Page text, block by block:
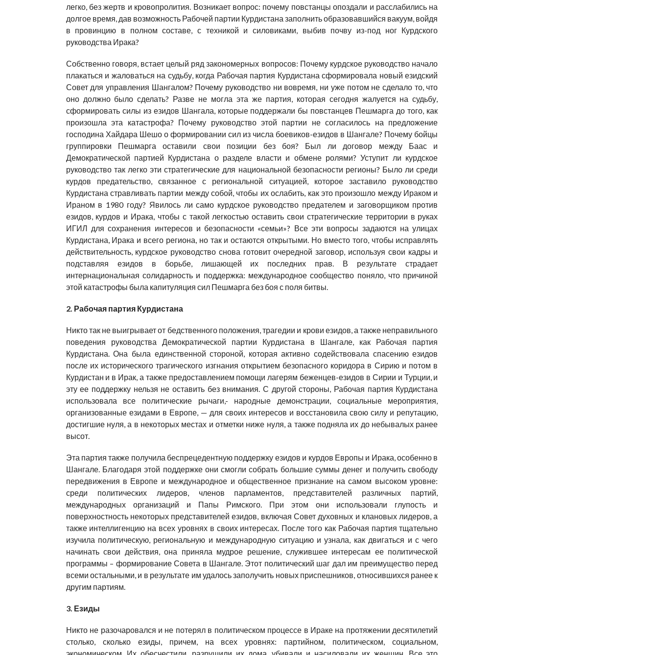
легко, без жертв и кровопролития. Возникает вопрос: почему повстанцы опоздали и расслабились на
долгое время, дав возможность Рабочей партии Курдистана заполнить образовавшийся вакуум, войдя
в провинцию в полном составе, с техникой и силовиками, выбив почву из-под ног Курдского
руководства Ирака?
Собственно говоря, встает целый ряд закономерных вопросов: Почему курдское руководство начало
плакаться и жаловаться на судьбу, когда Рабочая партия Курдистана сформировала новый езидский
Совет для управления Шангалом? Почему руководство ни вовремя, ни уже потом не сделало то, что
оно должно было сделать? Разве не могла эта же партия, которая сегодня жалуется на судьбу,
сформировать силы из езидов Шангала, которые поддержали бы повстанцев Пешмарга до того, как
произошла эта катастрофа? Почему руководство этой партии не согласилось на предложение
господина Хайдара Шешо о формировании сил из числа боевиков-езидов в Шангале? Почему бойцы
группировки Пешмарга оставили свои позиции без боя? Был ли договор между Баас и
Демократической партией Курдистана о разделе власти и обмене ролями? Уступит ли курдское
руководство так легко эти стратегические для национальной безопасности регионы? Было ли среди
курдов предательство, связанное с региональной ситуацией, которое заставило руководство
Курдистана стравливать партии между собой, чтобы их ослабить, как это произошло между Ираком и
Ираном в 1980 году? Явилось ли само курдское руководство предателем и заговорщиком против
езидов, курдов и Ирака, чтобы с такой легкостью оставить свои стратегические территории в руках
ИГИЛ для сохранения интересов и безопасности «семьи»? Все эти вопросы задаются на улицах
Курдистана, Ирака и всего региона, но так и остаются открытыми. Но вместо того, чтобы исправлять
действительность, курдское руководство снова готовит очередной заговор, используя свои кадры и
подставляя езидов в борьбе, лишающей их последних прав. В результате страдает
интернациональная солидарность и поддержка: международное сообщество поняло, что причиной
этой катастрофы была капитуляция сил Пешмарга без боя с поля битвы.
2. Рабочая партия Курдистана
Никто так не выигрывает от бедственного положения, трагедии и крови езидов, а также неправильного
поведения руководства Демократической партии Курдистана в Шангале, как Рабочая партия
Курдистана. Она была единственной стороной, которая активно содействовала спасению езидов
после их исторического трагического изгнания открытием безопасного коридора в Сирию и потом в
Курдистан и в Ирак, а также предоставлением помощи лагерям беженцев-езидов в Сирии и Турции, и
эту ее поддержку нельзя не оставить без внимания. С другой стороны, Рабочая партия Курдистана
использовала все политические рычаги,- народные демонстрации, социальные мероприятия,
организованные езидами в Европе, — для своих интересов и восстановила свою силу и репутацию,
достигшие нуля, а в некоторых местах и отметки ниже нуля, а также подняла их до небывалых ранее
высот.
Эта партия также получила беспрецедентную поддержку езидов и курдов Европы и Ирака, особенно в
Шангале. Благодаря этой поддержке они смогли собрать большие суммы денег и получить свободу
передвижения в Европе и международное и общественное признание на самом высоком уровне:
среди политических лидеров, членов парламентов, представителей различных партий,
международных организаций и Папы Римского. При этом они использовали глупость и
поверхностность некоторых представителей езидов, включая Совет духовных и клановых лидеров, а
также интеллигенцию на всех уровнях в своих интересах. После того как Рабочая партия тщательно
изучила политическую, региональную и международную ситуацию и узнала, как двигаться и с чего
начинать свои действия, она приняла мудрое решение, служившее интересам ее политической
программы – формирование Совета в Шангале. Этот политический шаг дал им преимущество перед
всеми остальными, и в результате им удалось заполучить новых приспешников, относившихся ранее к
другим партиям.
3. Езиды
Никто не разочаровался и не потерял в политическом процессе в Ираке на протяжении десятилетий
столько, сколько езиды, причем, на всех уровнях: партийном, политическом, социальном,